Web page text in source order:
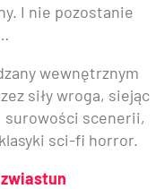
I nie pozostanie
wewnętrznym
siły wroga, siejąc
surowości scenerii,
sci-fi horror.